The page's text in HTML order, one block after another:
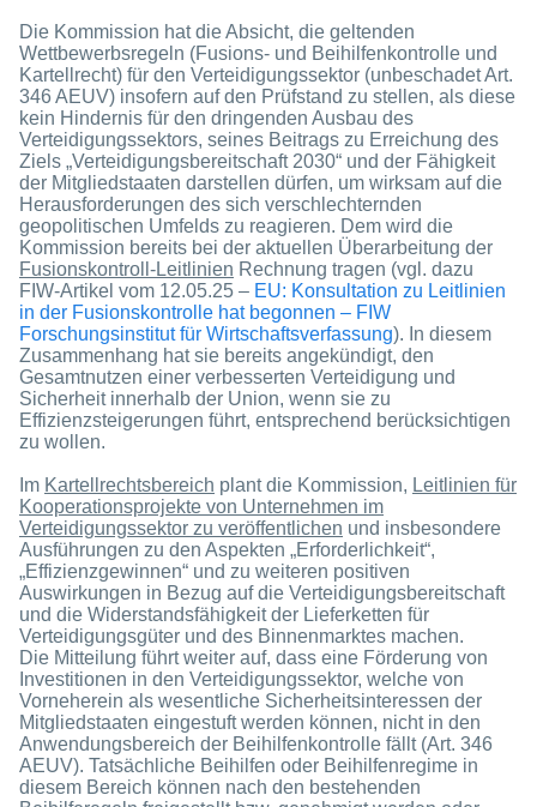
Die Kommission hat die Absicht, die geltenden
Wettbewerbsregeln (Fusions- und Beihilfenkontrolle und
Kartellrecht) für den Verteidigungssektor (unbeschadet Art.
346 AEUV) insofern auf den Prüfstand zu stellen, als diese
kein Hindernis für den dringenden Ausbau des
Verteidigungssektors, seines Beitrags zu Erreichung des
Ziels „Verteidigungsbereitschaft 2030“ und der Fähigkeit
der Mitgliedstaaten darstellen dürfen, um wirksam auf die
Herausforderungen des sich verschlechternden
geopolitischen Umfelds zu reagieren. Dem wird die
Kommission bereits bei der aktuellen Überarbeitung der
Fusionskontroll-Leitlinien Rechnung tragen (vgl. dazu
FIW-Artikel vom 12.05.25 – EU: Konsultation zu Leitlinien
in der Fusionskontrolle hat begonnen – FIW
Forschungsinstitut für Wirtschaftsverfassung). In diesem
Zusammenhang hat sie bereits angekündigt, den
Gesamtnutzen einer verbesserten Verteidigung und
Sicherheit innerhalb der Union, wenn sie zu
Effizienzsteigerungen führt, entsprechend berücksichtigen
zu wollen.
Im Kartellrechtsbereich plant die Kommission, Leitlinien für
Kooperationsprojekte von Unternehmen im
Verteidigungssektor zu veröffentlichen und insbesondere
Ausführungen zu den Aspekten „Erforderlichkeit“,
„Effizienzgewinnen“ und zu weiteren positiven
Auswirkungen in Bezug auf die Verteidigungsbereitschaft
und die Widerstandsfähigkeit der Lieferketten für
Verteidigungsgüter und des Binnenmarktes machen.
Die Mitteilung führt weiter auf, dass eine Förderung von
Investitionen in den Verteidigungssektor, welche von
Vorneherein als wesentliche Sicherheitsinteressen der
Mitgliedstaaten eingestuft werden können, nicht in den
Anwendungsbereich der Beihilfenkontrolle fällt (Art. 346
AEUV). Tatsächliche Beihilfen oder Beihilfenregime in
diesem Bereich können nach den bestehenden